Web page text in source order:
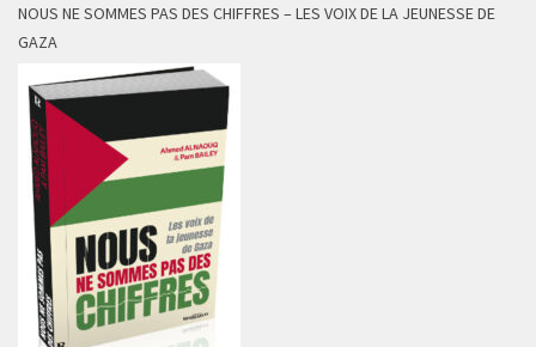
NOUS NE SOMMES PAS DES CHIFFRES – LES VOIX DE LA JEUNESSE DE
GAZA